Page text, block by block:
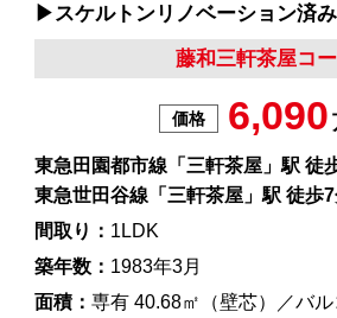
▶︎スケルトンリノベーション済
藤和三軒茶屋コ
価格 6,090
東急田園都市線「三軒茶屋」駅 徒
東急世田谷線「三軒茶屋」駅 徒歩
間取り： 1LDK
築年数： 1983年3月
面積： 専有 40.68㎡（壁芯）／バ